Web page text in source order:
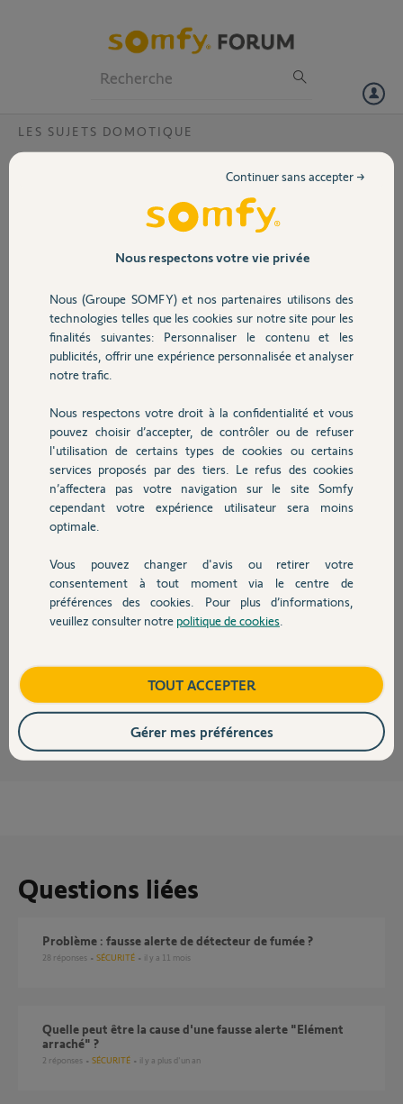
Volet
Sécurité
Domotique
Chauffage
Autres produits
Devis avec un pro
Contact
LES SUJETS DOMOTIQUE
Fausses alertes capteur de mouvement?
Bonjour, depuis quelques jours, je reçois des
fausses alertes de mon capteur d'ouverture. Il y
a plusieurs alertes qui arrivent à la suite, sans que
la porte sur laquelle le capteur est installé n'ai
bougé. À quoi cela peut il être dû? Etrangement,
Merci par avance pour votre aide. Cdt
HP H.
il y a environ 7 ans
Participer au fil de discussion
Réponses
Bonjour
Bonne journée !
Jean-Luc B. il y a environ 7 ans
Questions liées
Problème : fausse alerte de détecteur de fumée ?
28 réponses SÉCURITÉ il y a 11 mois
Quelle peut être la cause d'une fausse alerte "Elément
arraché" ?
2 réponses SÉCURITÉ il y a plus d'un an
Nous respectons votre vie privée
Nous (Groupe SOMFY) et nos partenaires utilisons des
technologies telles que les cookies sur notre site pour les
finalités suivantes: Personnaliser le contenu et les
publicités, offrir une expérience personnalisée et analyser
notre trafic.
Nous respectons votre droit à la confidentialité et vous
pouvez choisir d’accepter, de contrôler ou de refuser
l'utilisation de certains types de cookies ou certains
services proposés par des tiers. Le refus des cookies
n’affectera pas votre navigation sur le site Somfy
cependant votre expérience utilisateur sera moins
optimale.
Vous pouvez changer d'avis ou retirer votre
consentement à tout moment via le centre de
préférences des cookies. Pour plus d’informations,
veuillez consulter notre politique de cookies
Continuer sans accepter →
TOUT ACCEPTER
Gérer mes préférences